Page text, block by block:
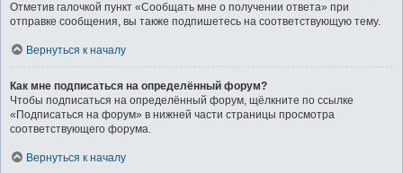
Отметив галочкой пункт «Сообщать мне о получении ответа» при
отправке сообщения, вы также подпишетесь на соответствующую тему.
Вернуться к началу
Как мне подписаться на определённый форум?
Чтобы подписаться на определённый форум, щёлкните по ссылке
«Подписаться на форум» в нижней части страницы просмотра
соответствующего форума.
Вернуться к началу